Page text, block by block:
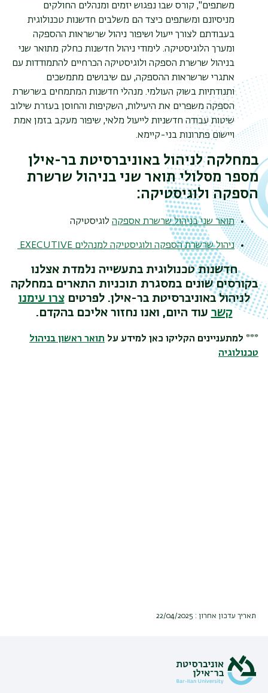
משתפים", קורס שבו נפגוש יזמים ומנהלים החולקים
מניסיונם ומשתפים כיצד הם משלבים חדשנות טכנולוגית
בעבודתם לצורך ייעול ושיפור ניהול שרשראות ההספקה
ומערך הלוגיסטיקה. לימודי ניהול חדשנות כחלק מתואר שני
בניהול שרשרת הספקה ​​ולוגיסטיקה הכרחיים להתמודדות עם
אתגרי שרשראות ההספקה, עם שיבושים מתמשכים
ותנודתיות בשוק העולמי. מנהלי חדשנות המתמחים בשרשרת
הספקה משפרים את היעילות, השקיפות והחוסן בעזרת שילוב
שיטות עבודה חדשניות לייעול מלאי, שיפור מעקב בזמן אמת
ויישום פתרונות בני-קיימא.
במחלקה לניהול באוניברסיטת בר-אילן
מספר מסלולי תואר שני בניהול שרשרת
הספקה ולוגיסטיקה:
תואר שני בניהול שרשרת אספקה לוגיסטיקה
ניהול שרשרת הספקה ולוגיסטיקה למנהלים EXECUTIVE
חדשנות טכנולוגית בתעשייה נלמדת אצלנו
בקורסים שונים במסגרת תוכניות התארים במחלקה
לניהול באוניברסיטת בר-אילן. לפרטיםצרו עימנו
קשר עוד היום, ואנו נחזור אליכם בהקדם.
*** למתעניינים הקליקו כאן למידע על תואר ראשון בניהול
טכנולוגיה
תאריך עדכון אחרון : 22/04/2025